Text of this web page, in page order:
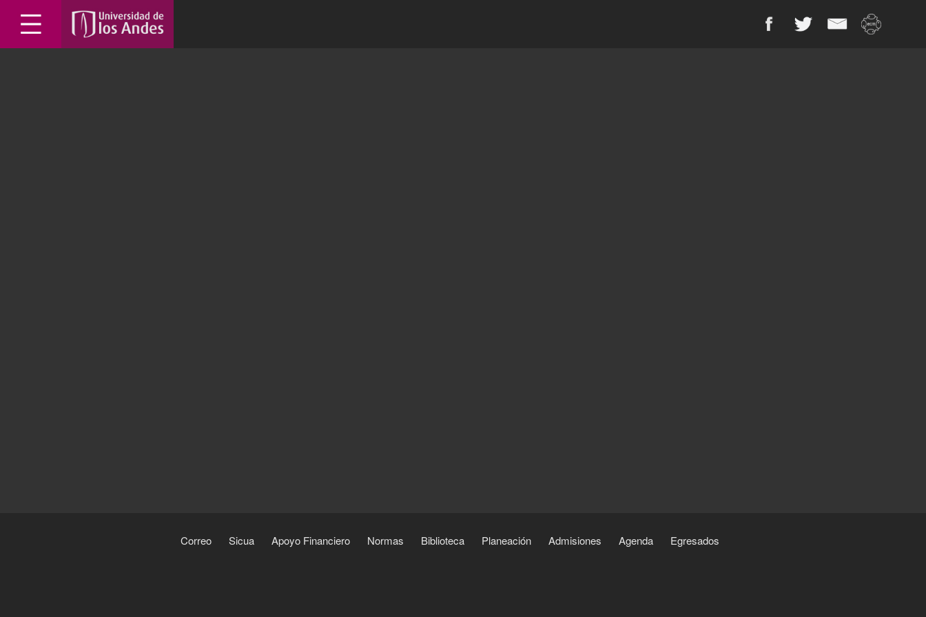
Correo Sicua Apoyo Financiero Normas Biblioteca Planeación Admisiones Agenda Egresados